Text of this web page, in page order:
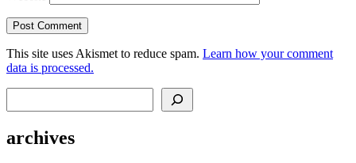
This site uses Akismet to reduce spam. Learn how your comment
data is processed.
archives